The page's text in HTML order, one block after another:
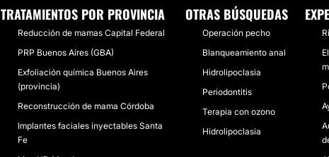
TRATAMIENTOS POR PROVINCIA
Reducción de mamas Capital Federal
PRP Buenos Aires (GBA)
Exfoliación química Buenos Aires
(provincia)
Reconstrucción de mama Córdoba
Implantes faciales inyectables Santa
Fe
OTRAS BÚSQUEDAS
Operación pecho
Blanqueamiento anal
Hidrolipoclasia
Periodontitis
Terapia con ozono
Hidrolipoclasia